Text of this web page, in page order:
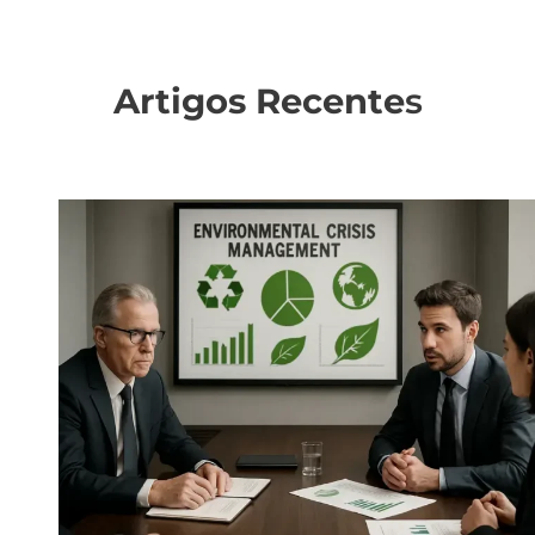
Artigos Recentes